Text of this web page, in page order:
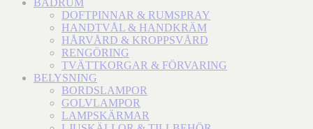
BADRUM
DOFTPINNAR & RUMSPRAY
HANDTVÅL & HANDKRÄM
HÅRVÅRD & KROPPSVÅRD
RENGÖRING
TVÄTTKORGAR & FÖRVARING
BELYSNING
BORDSLAMPOR
GOLVLAMPOR
LAMPSKÄRMAR